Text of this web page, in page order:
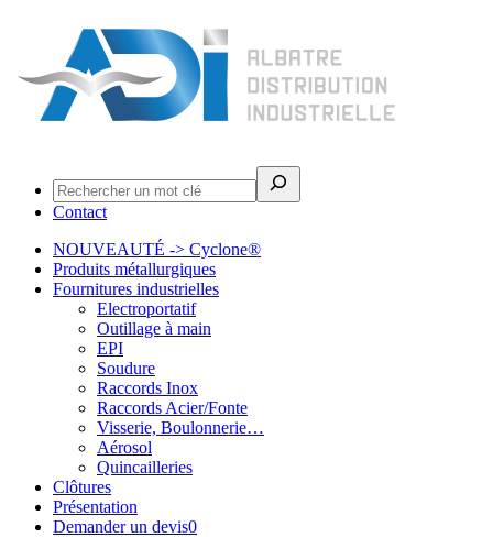
Contact
NOUVEAUTÉ -> Cyclone®
Produits métallurgiques
Fournitures industrielles
Electroportatif
Outillage à main
EPI
Soudure
Raccords Inox
Raccords Acier/Fonte
Visserie, Boulonnerie…
Aérosol
Quincailleries
Clôtures
Présentation
Demander un devis0